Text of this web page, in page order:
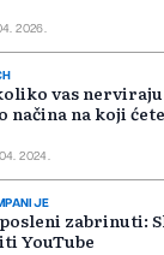
2026.
vas nerviraju
načina na koji
2024.
zabrinuti:
YouTube